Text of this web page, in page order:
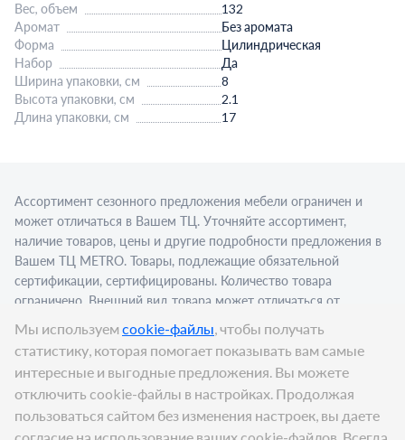
Вес, объем
132
Аромат
Без аромата
Форма
Цилиндрическая
Набор
Да
Ширина упаковки, см
8
Высота упаковки, см
2.1
Длина упаковки, см
17
Цена: 119,96
Ассортимент сезонного предложения мебели ограничен и
может отличаться в Вашем ТЦ. Уточняйте ассортимент,
наличие товаров, цены и другие подробности предложения в
Вашем ТЦ МЕТRО. Товары, подлежащие обязательной
сертификации, сертифицированы. Количество товара
ограничено. Внешний вид товара может отличаться от
изображения в рекламном материале. Для приобретения
алкогольной продукции для последующей реализации
требуется алкогольная лицензия. Представлен пример
сервировки в стационарном торговом объекте.
Мы используем cookie-файлы, чтобы получать
статистику, которая помогает показывать вам самые
интересные и выгодные предложения. Вы можете
отключить cookie-файлы в настройках. Продолжая
пользоваться сайтом без изменения настроек, вы даете